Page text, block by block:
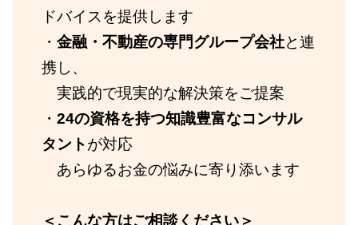
ドバイスを提供します
・ 金融・不動産の専門グループ会社と連
携し、
実践的で現実的な解決策をご提案
・ 24の資格を持つ知識豊富なコンサル
タントが対応
あらゆるお金の悩みに寄り添います
＜こんな方はご相談ください＞